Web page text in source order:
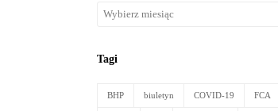
Artykuły
Tagi
BHP biuletyn COVID-19 FCA